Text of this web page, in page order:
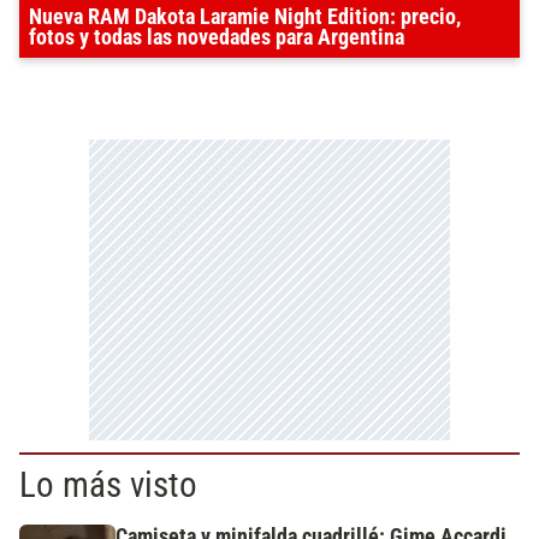
Nueva RAM Dakota Laramie Night Edition: precio,
fotos y todas las novedades para Argentina
Lo más visto